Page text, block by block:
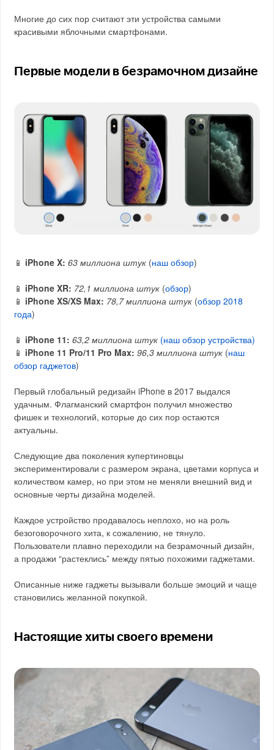
Многие до сих пор считают эти устройства самыми
красивыми яблочными смартфонами.
Первые модели в безрамочном дизайне
📱 iPhone X: 63 миллиона штук (наш обзор)
📱 iPhone XR: 72,1 миллиона штук (обзор)
📱 iPhone XS/XS Max: 78,7 миллиона штук (обзор 2018
года)
📱 iPhone 11: 63,2 миллиона штук (наш обзор устройства)
📱 iPhone 11 Pro/11 Pro Max: 96,3 миллиона штук (наш
обзор гаджетов)
Первый глобальный редизайн iPhone в 2017 выдался
удачным. Флагманский смартфон получил множество
фишек и технологий, которые до сих пор остаются
актуальны.
Следующие два поколения купертиновцы
экспериментировали с размером экрана, цветами корпуса и
количеством камер, но при этом не меняли внешний вид и
основные черты дизайна моделей.
Каждое устройство продавалось неплохо, но на роль
безоговорочного хита, к сожалению, не тянуло.
Пользователи плавно переходили на безрамочный дизайн,
а продажи “растеклись” между пятью похожими гаджетами.
Описанные ниже гаджеты вызывали больше эмоций и чаще
становились желанной покупкой.
Настоящие хиты своего времени